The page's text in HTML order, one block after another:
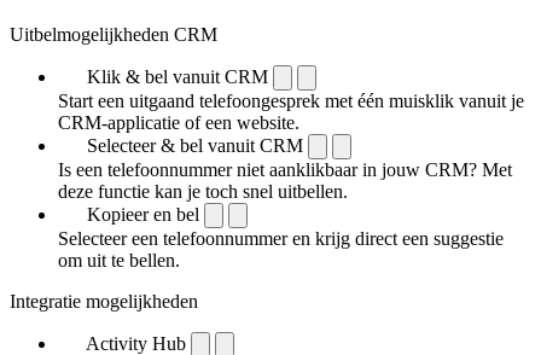
Uitbelmogelijkheden CRM
Klik & bel vanuit CRM
Start een uitgaand telefoongesprek met één muisklik vanuit je
CRM-applicatie of een website.
Selecteer & bel vanuit CRM
Is een telefoonnummer niet aanklikbaar in jouw CRM? Met
deze functie kan je toch snel uitbellen.
Kopieer en bel
Selecteer een telefoonnummer en krijg direct een suggestie
om uit te bellen.
Integratie mogelijkheden
Activity Hub